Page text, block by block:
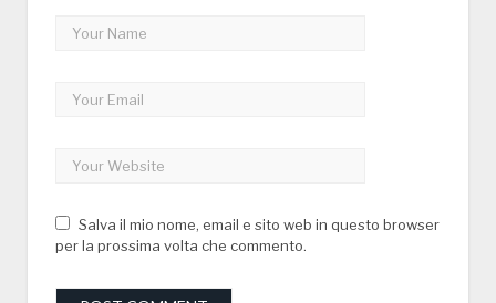
Salva il mio nome, email e sito web in questo browser
per la prossima volta che commento.